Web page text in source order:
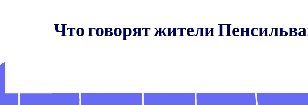
Что говорят жители